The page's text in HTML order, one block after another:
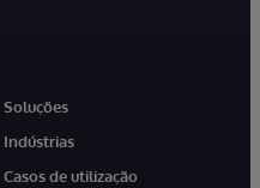
Soluções
Indústrias
Casos de utilização